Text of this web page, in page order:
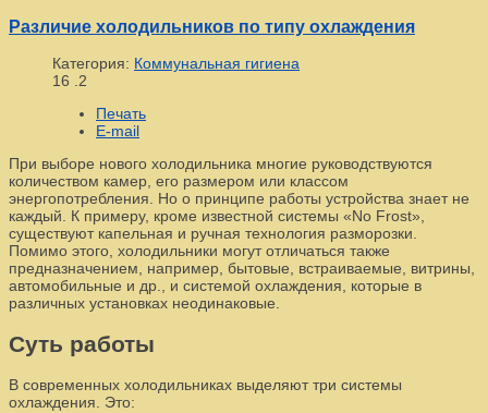
Различие холодильников по типу охлаждения
Категория: Коммунальная гигиена
16 .2
Печать
E-mail
При выборе нового холодильника многие руководствуются
количеством камер, его размером или классом
энергопотребления. Но о принципе работы устройства знает не
каждый. К примеру, кроме известной системы «No Frost»,
существуют капельная и ручная технология разморозки.
Помимо этого, холодильники могут отличаться также
предназначением, например, бытовые, встраиваемые, витрины,
автомобильные и др., и системой охлаждения, которые в
различных установках неодинаковые.
Суть работы
В современных холодильниках выделяют три системы
охлаждения. Это: